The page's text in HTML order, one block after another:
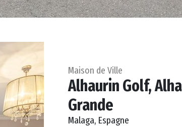
Maison de Ville
Alhaurin Golf,
Grande
Malaga, Espagne